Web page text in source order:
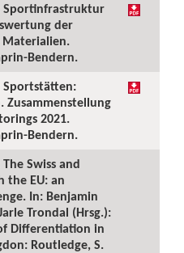
Sportinfrastruktur
der
Bendern.
Sportstätten:
Zusammenstellung
2021.
Bendern.
Swiss and
the EU: an
In: Benjamin
Trondal (Hrsg.):
Differentiation in
Routledge, S.